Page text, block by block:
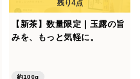
【新茶】数量限定｜玉露の旨
みを、もっと気軽に。
約100g